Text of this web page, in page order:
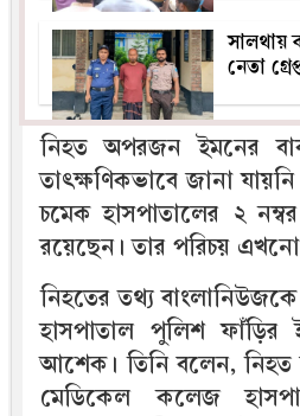
সালথায়
নেতা
নিহত অপরজন ইমনের
তাৎক্ষণিকভাবে জানা
চমেক হাসপাতালের ২ নম্বর
রয়েছেন। তার পরিচয় এখনো
নিহতের তথ্য
হাসপাতাল পুলিশ
আশেক। তিনি বলেন, নিহত
মেডিকেল কলেজ